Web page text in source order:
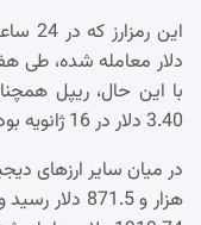
3.40 دلار در 16 ژانویه بود، فاصله دارد.